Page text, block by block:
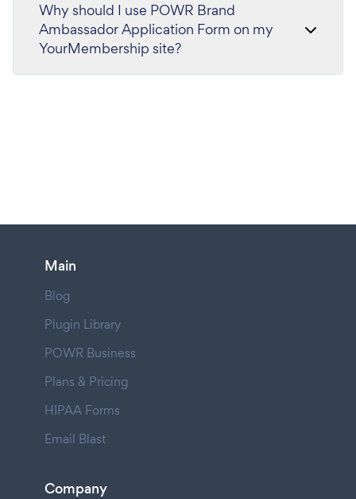
Why should I use POWR Brand
Ambassador Application Form on my
YourMembership site?
Main
Blog
Plugin Library
POWR Business
Plans & Pricing
HIPAA Forms
Email Blast
Company